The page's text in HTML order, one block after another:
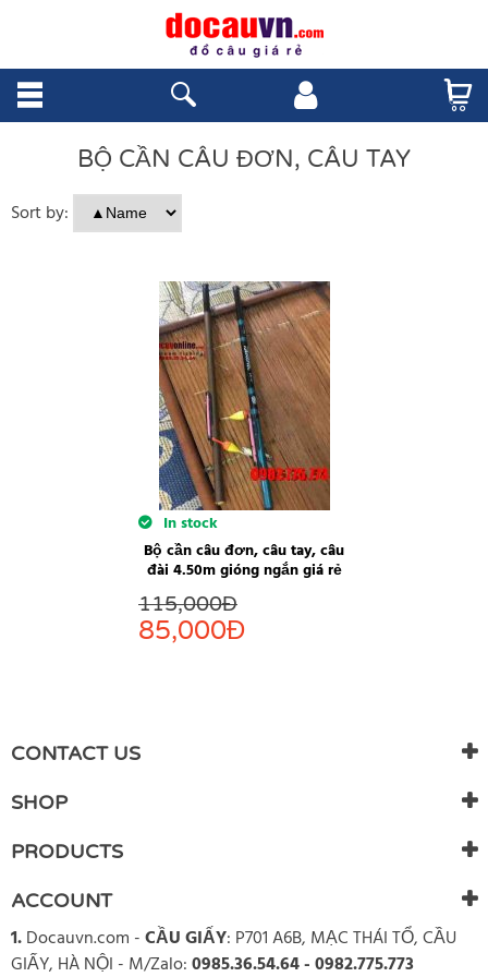
BỘ CẦN CÂU ĐƠN, CÂU TAY
Sort by:
In stock
Bộ cần câu đơn, câu tay, câu
đài 4.50m gióng ngắn giá rẻ
115,000Đ
85,000Đ
CONTACT US
SHOP
PRODUCTS
ACCOUNT
1.Docauvn.com -CẦU GIẤY: P701 A6B, MẠC THÁI TỔ, CẦU
GIẤY, HÀ NỘI - M/Zalo:0985.36.54.64 - 0982.775.773